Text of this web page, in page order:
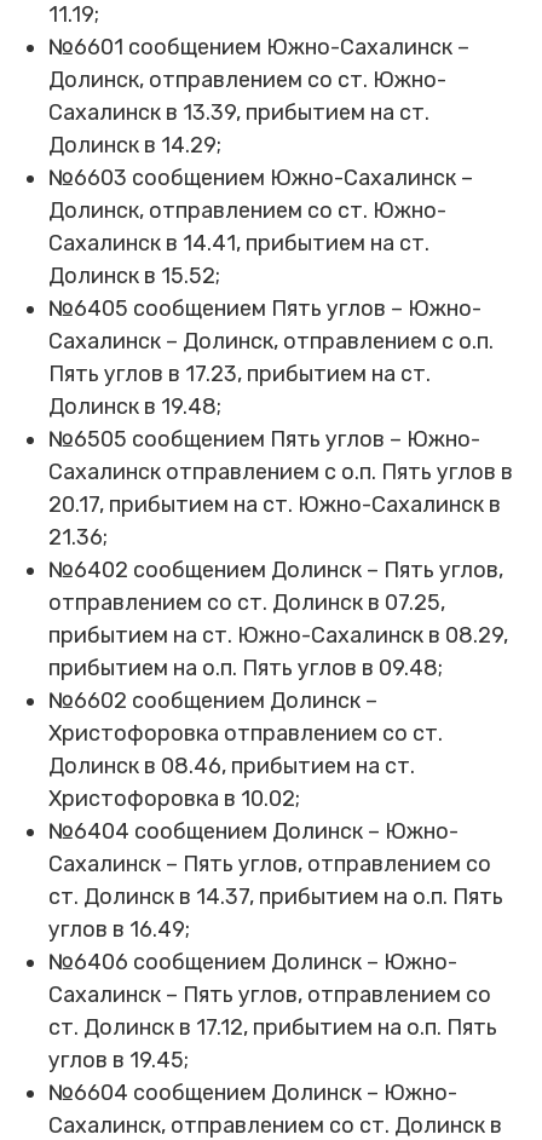
11.19;
№6601 сообщением Южно-Сахалинск –
Долинск, отправлением со ст. Южно-
Сахалинск в 13.39, прибытием на ст.
Долинск в 14.29;
№6603 сообщением Южно-Сахалинск –
Долинск, отправлением со ст. Южно-
Сахалинск в 14.41, прибытием на ст.
Долинск в 15.52;
№6405 сообщением Пять углов – Южно-
Сахалинск – Долинск, отправлением с о.п.
Пять углов в 17.23, прибытием на ст.
Долинск в 19.48;
№6505 сообщением Пять углов – Южно-
Сахалинск отправлением с о.п. Пять углов в
20.17, прибытием на ст. Южно-Сахалинск в
21.36;
№6402 сообщением Долинск – Пять углов,
отправлением со ст. Долинск в 07.25,
прибытием на ст. Южно-Сахалинск в 08.29,
прибытием на о.п. Пять углов в 09.48;
№6602 сообщением Долинск –
Христофоровка отправлением со ст.
Долинск в 08.46, прибытием на ст.
Христофоровка в 10.02;
№6404 сообщением Долинск – Южно-
Сахалинск – Пять углов, отправлением со
ст. Долинск в 14.37, прибытием на о.п. Пять
углов в 16.49;
№6406 сообщением Долинск – Южно-
Сахалинск – Пять углов, отправлением со
ст. Долинск в 17.12, прибытием на о.п. Пять
углов в 19.45;
№6604 сообщением Долинск – Южно-
Сахалинск, отправлением со ст. Долинск в